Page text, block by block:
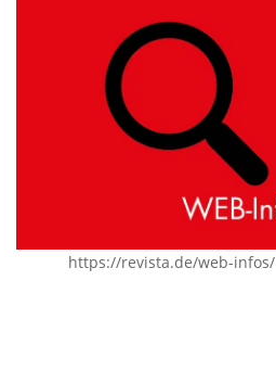
https://revista.de/web-infos/